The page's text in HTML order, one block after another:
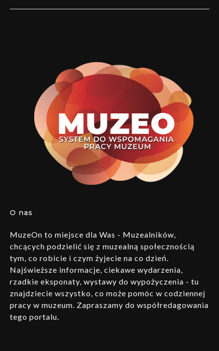
O nas
MuzeOn to miejsce dla Was - Muzealników,
chcących podzielić się z muzealną społecznością
tym, co robicie i czym żyjecie na co dzień.
Najświeższe informacje, ciekawe wydarzenia,
rzadkie eksponaty, wystawy do wypożyczenia - tu
znajdziecie wszystko, co może pomóc w codziennej
pracy w muzeum. Zapraszamy do współredagowania
tego portalu.